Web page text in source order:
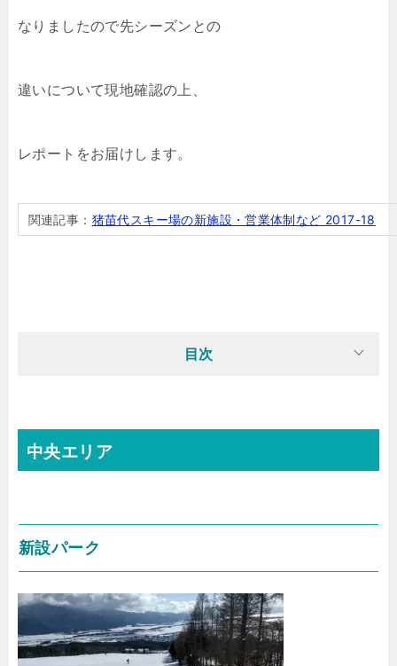
なりましたので先シーズンとの
違いについて現地確認の上、
レポートをお届けします。
関連記事： 猪苗代スキー場の新施設・営業体制など 2017-18
目次
中央エリア
新設パーク